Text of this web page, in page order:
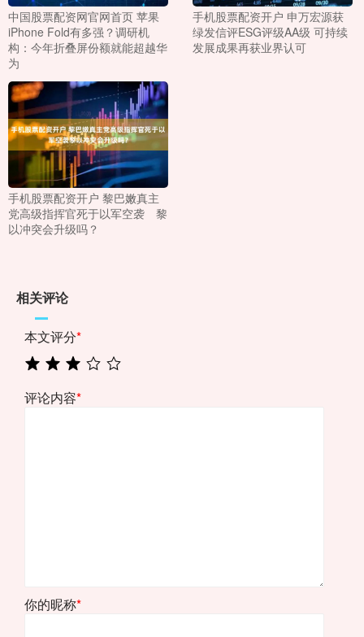
中国股票配资网官网首页 苹果
iPhone Fold有多强？调研机
构：今年折叠屏份额就能超越华
为
手机股票配资开户 申万宏源获
绿发信评ESG评级AA级 可持续
发展成果再获业界认可
手机股票配资开户 黎巴嫩真主
党高级指挥官死于以军空袭 黎
以冲突会升级吗？
相关评论
本文评分*
评论内容*
你的昵称*